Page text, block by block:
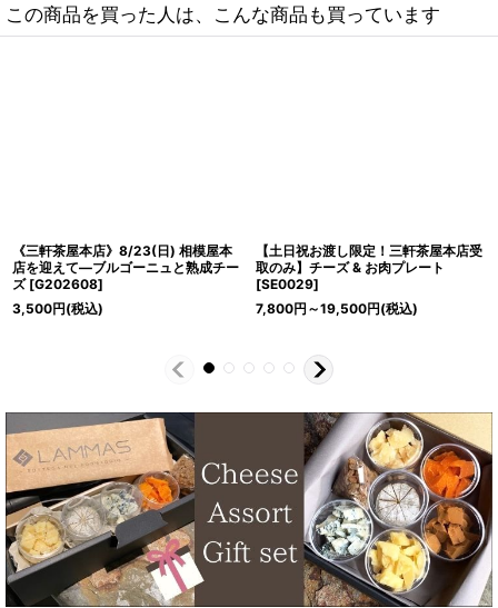
この商品を買った人は、こんな商品も買っています
《三軒茶屋本店》8/23(日) 相模屋本
店を迎えて―ブルゴーニュと熟成チー
ズ [G202608]
3,500円(税込)
【土日祝お渡し限定！三軒茶屋本店受
取のみ】チーズ & お肉プレート
[SE0029]
7,800円 ～19,500円(税込)